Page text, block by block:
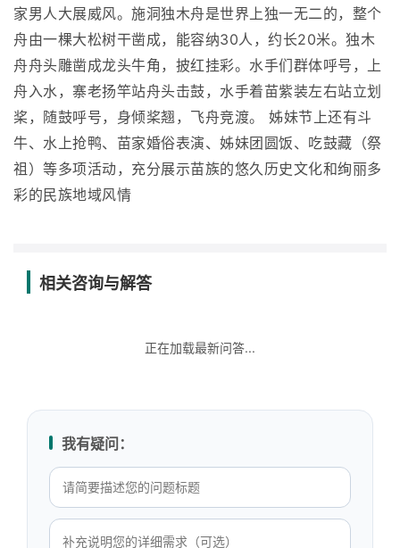
家男人大展威风。施洞独木舟是世界上独一无二的，整个
舟由一棵大松树干凿成，能容纳30人，约长20米。独木
舟舟头雕凿成龙头牛角，披红挂彩。水手们群体呼号，上
舟入水，寨老扬竿站舟头击鼓，水手着苗紫装左右站立划
桨，随鼓呼号，身倾桨翘，飞舟竞渡。 姊妹节上还有斗
牛、水上抢鸭、苗家婚俗表演、姊妹团圆饭、吃鼓藏（祭
祖）等多项活动，充分展示苗族的悠久历史文化和绚丽多
彩的民族地域风情
相关咨询与解答
正在加载最新问答...
我有疑问：